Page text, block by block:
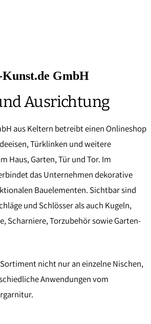
GmbH
Ausrichtung
aus Keltern betreibt einen Onlineshop
Türklinken und weitere
Haus, Garten, Tür und Tor. Im
das Unternehmen dekorative
Bauelementen. Sichtbar sind
und Schlösser als auch Kugeln,
Scharniere, Torzubehör sowie Garten-
nicht nur an einzelne Nischen,
Anwendungen vom